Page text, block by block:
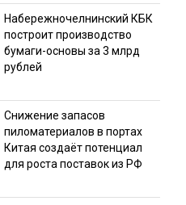
Набережночелнинский КБК
построит производство
бумаги-основы за 3 млрд
рублей
Снижение запасов
пиломатериалов в портах
Китая создаёт потенциал
для роста поставок из РФ